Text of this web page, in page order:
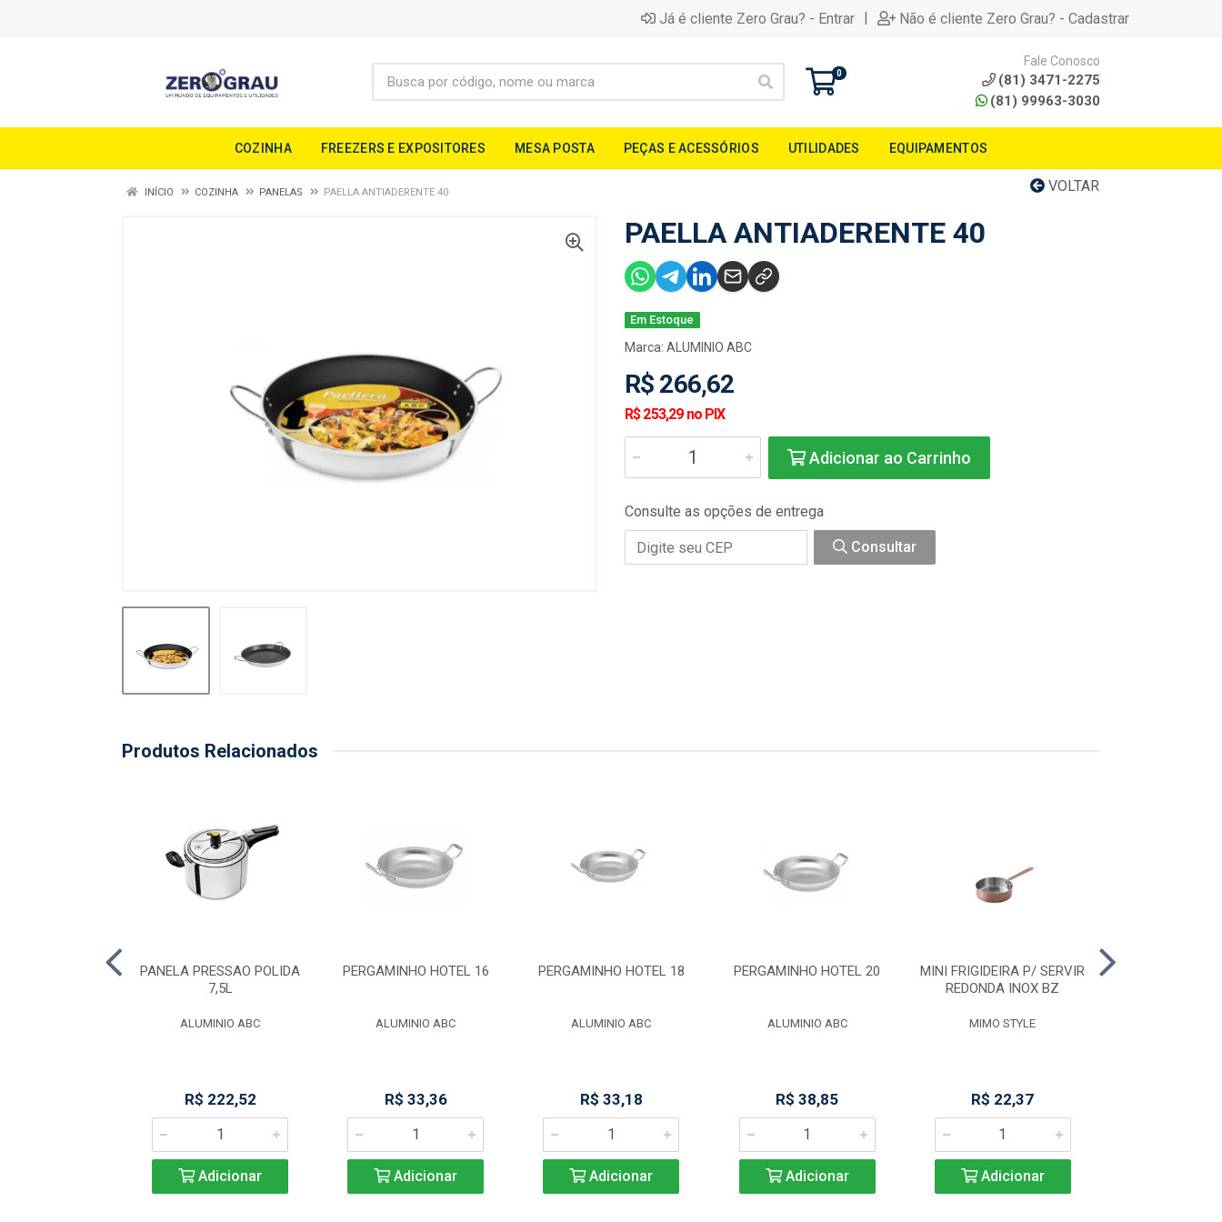
Já é cliente Zero Grau? - Entrar | Não é cliente Zero Grau? - Cadastrar
0
Fale Conosco
(81) 3471-2275
(81) 99963-3030
COZINHA FREEZERS E EXPOSITORES MESA POSTA PEÇAS E ACESSÓRIOS UTILIDADES EQUIPAMENTOS
VOLTAR
INÍCIO COZINHA PANELAS PAELLA ANTIADERENTE 40
PAELLA ANTIADERENTE 40
Em Estoque
Marca: ALUMINIO ABC
R$ 266,62
R$ 253,29 no PIX
Adicionar ao Carrinho
Consulte as opções de entrega
Consultar
Produtos Relacionados
PANELA PRESSAO POLIDA
7,5L
ALUMINIO ABC
R$ 222,52
Adicionar
PERGAMINHO HOTEL 16
ALUMINIO ABC
R$ 33,36
Adicionar
PERGAMINHO HOTEL 18
ALUMINIO ABC
R$ 33,18
Adicionar
PERGAMINHO HOTEL 20
ALUMINIO ABC
R$ 38,85
Adicionar
MINI FRIGIDEIRA P/ SERVIR
REDONDA INOX BZ
MIMO STYLE
R$ 22,37
Adicionar